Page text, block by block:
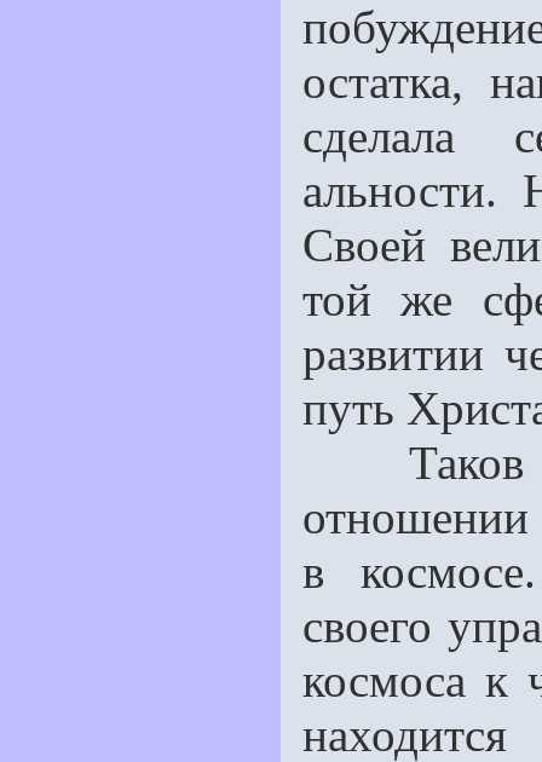
остатка,
сделала
альности.
Своей
той же
развитии
путь
Таков
отношении
в
своего
космоса к